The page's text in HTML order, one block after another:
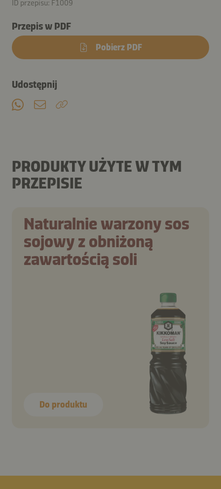
ID przepisu: F1009
Przepis w PDF
Pobierz PDF
Udostępnij
PRODUKTY UŻYTE W TYM
PRZEPISIE
Naturalnie warzony sos
sojowy z obniżoną
zawartością soli
Do produktu